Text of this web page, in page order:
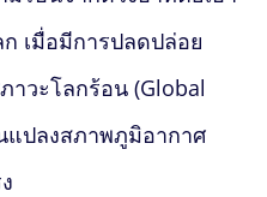
เมื่อมีการปลดปล่อย
าวะโลกร้อน (Global
แปลงสภาพภูมิอากาศ